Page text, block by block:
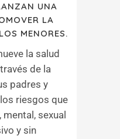
UNA
LA
MENORES.
la salud
de la
padres y
riesgos que
sexual
y sin